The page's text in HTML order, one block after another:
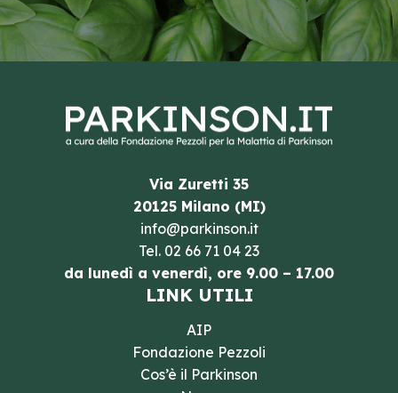
Via Zuretti 35
20125 Milano (MI)
info@parkinson.it
Tel. 02 66 71 04 23
da lunedì a venerdì, ore 9.00 – 17.00
LINK UTILI
AIP
Fondazione Pezzoli
Cos’è il Parkinson